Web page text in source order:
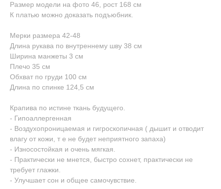
Размер модели на фото 46, рост 168 см
К платью можно доказать подъюбник.
Мерки размера 42-48
Длина рукава по внутреннему шву 38 см
Ширина манжеты 3 см
Плечо 35 см
Обхват по груди 100 см
Длина по спинке 124,5 см
Крапива по истине ткань будущего.
- Гипоаллергенная
- Воздухопроницаемая и гигроскопичная ( дышит и отводит
влагу от кожи, т е не будет неприятного запаха)
- Износостойкая и очень мягкая.
- Практически не мнется, быстро сохнет, практически не
требует глажки.
- Улучшает сон и общее самочувствие.